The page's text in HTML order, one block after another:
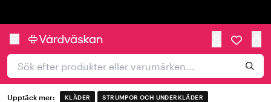
Upptäck mer: KLÄDER STRUMPOR OCH UNDERKLÄDER